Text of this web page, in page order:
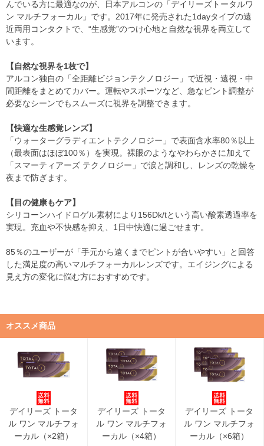
んでいる方に最適なのが、日本アルコンの「デイリーズトータルワ
ン マルチフォーカル」です。2017年に発売された1dayタイプの遠
近両用コンタクトで、“生感覚”のつけ心地と自然な視界を両立して
います。
【自然な視界を1枚で】
アルコン独自の「全距離ビジョンテクノロジー」で近視・遠視・中
間距離をまとめてカバー。運転やスポーツなど、急なピント調整が
必要なシーンでもスムーズに視界を調整できます。
【快適な生感覚レンズ】
「ウォーターグラディエントテクノロジー」で表面含水率80％以上
（最表面はほぼ100％）を実現。裸眼のようなやわらかさに加えて
「スマーティアーズ テクノロジー」で涙と調和し、レンズの乾燥を
夜まで防ぎます。
【目の健康もケア】
シリコーンハイドロゲル素材により156Dk/tという高い酸素透過率を
実現。充血や不快感を抑え、1日中快適に過ごせます。
85％のユーザーが「手元から遠くまでピントが合いやすい」と回答
した満足度の高いマルチフォーカルレンズです。エイジングによる
見え方の変化に悩む方におすすめです。
オススメ商品
デイリーズ トータ
ル ワン マルチフォ
ーカル（×2箱）
デイリーズ トータ
ル ワン マルチフォ
ーカル（×4箱）
デイリーズ トータ
ル ワン マルチフォ
ーカル（×6箱）